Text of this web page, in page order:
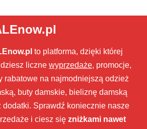
to platforma, dzięki której
liczne wyprzedaże, promocje,
rabatowe na najmodniejszą odzież
buty damskie, bieliznę damską
dodatki. Sprawdź koniecznie nasze
i ciesz się zniżkami nawet